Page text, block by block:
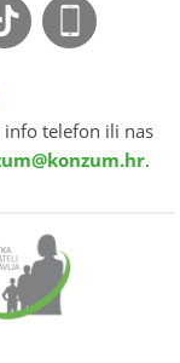
info telefon ili nas
.